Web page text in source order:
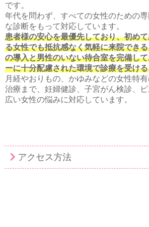
です。
年代を問わず、すべての女性のための
な診断をもって対応しています。
患者様の安心を最優先しており、初め
る女性でも抵抗感なく気軽に来院でき
の導入と男性のいない待合室を完備し
ーに十分配慮された環境で診療を受け
月経やおりもの、かゆみなどの女性特
治療まで、妊婦健診、子宮がん検診、
広い女性の悩みに対応しています。
アクセス方法